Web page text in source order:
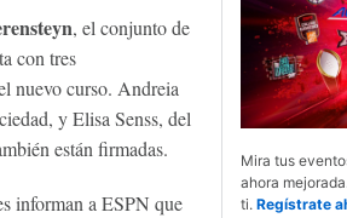
Mira tus
ahora
ti. Regístrate
, el conjunto de
con tres
nuevo curso. Andreia
y Elisa Senss, del
están firmadas.
informan a ESPN que